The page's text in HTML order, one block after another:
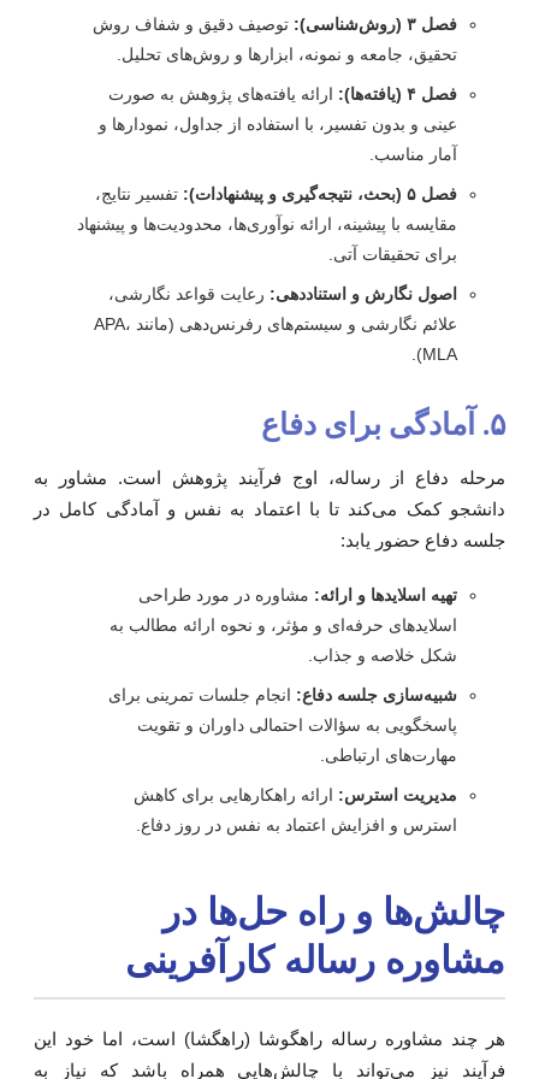
فصل ۳ (روش‌شناسی):
توصیف دقیق و شفاف روش
تحقیق، جامعه و نمونه، ابزارها و روش‌های تحلیل.
فصل ۴ (یافته‌ها):
ارائه یافته‌های پژوهش به صورت
عینی و بدون تفسیر، با استفاده از جداول، نمودارها و
آمار مناسب.
فصل ۵ (بحث، نتیجه‌گیری و پیشنهادات):
تفسیر نتایج،
مقایسه با پیشینه، ارائه نوآوری‌ها، محدودیت‌ها و پیشنهاد
برای تحقیقات آتی.
اصول نگارش و استناددهی:رعایت قواعد نگارشی،
علائم نگارشی و سیستم‌های رفرنس‌دهی (مانند APA،
دفاع از رساله، اوج فرآیند پژوهش است. مشاور به
کمک می‌کند تا با اعتماد به نفس و آمادگی کامل در
دفاع حضور یابد:
تهیه اسلایدها و ارائه: مشاوره در مورد طراحی
اسلایدهای حرفه‌ای و مؤثر، و نحوه ارائه مطالب به
شکل خلاصه و جذاب.
شبیه‌سازی جلسه دفاع: انجام جلسات تمرینی برای
پاسخگویی به سؤالات احتمالی داوران و تقویت
مهارت‌های ارتباطی.
مدیریت استرس:ارائه راهکارهایی برای کاهش
استرس و افزایش اعتماد به نفس در روز دفاع.
و راه حل‌ها در
رساله کارآفرینی
چند مشاوره رساله راهگوشا (راهگشا) است، اما خود این
نیز می‌تواند با چالش‌هایی همراه باشد که نیاز به